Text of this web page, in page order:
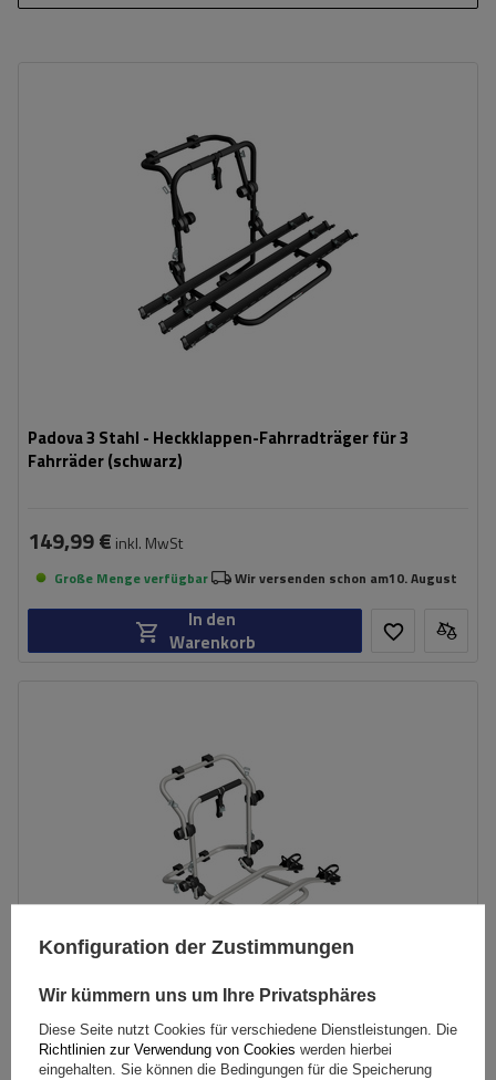
Padova 3 Stahl - Heckklappen-Fahrradträger für 3
Fahrräder (schwarz)
universelles Montagesystem
kompatibel mit allen Karosseriearten
149,99 € inkl. MwSt
Große Menge verfügbar Wir versenden schon am10. August
In den
Warenkorb
Peruzzo Firenze 2 E-Bike – Heckklappen-Fahrradträger
45 kg
kompatibel mit Elektrofahrrädern
Aluminiumkonstruktion
Konfiguration der Zustimmungen
Wir kümmern uns um Ihre Privatsphäres
Diese Seite nutzt Cookies für verschiedene Dienstleistungen. Die
Richtlinien zur Verwendung von Cookies werden hierbei
eingehalten. Sie können die Bedingungen für die Speicherung